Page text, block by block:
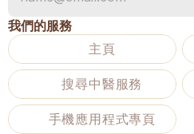
我們的服務
主頁
搜尋中醫服務
手機應用程式專頁